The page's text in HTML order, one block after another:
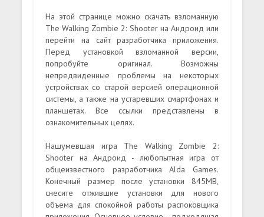
На этой странице можно скачать взломанную
The Walking Zombie 2: Shooter на Андроид или
перейти на сайт разработчика приложения.
Перед установкой взломанной версии,
попробуйте оригинал. Возможны
непредвиденные проблемы на некоторых
устройствах со старой версией операционной
системы, а также на устаревших смартфонах и
планшетах. Все ссылки представлены в
ознакомительных целях.
Нашумевшая игра The Walking Zombie 2:
Shooter на Андроид - любопытная игра от
общеизвестного разработчика Alda Games.
Конечный размер после установки 845MB,
снесите отжившие установки для нового
объема для спокойной работы распоковщика